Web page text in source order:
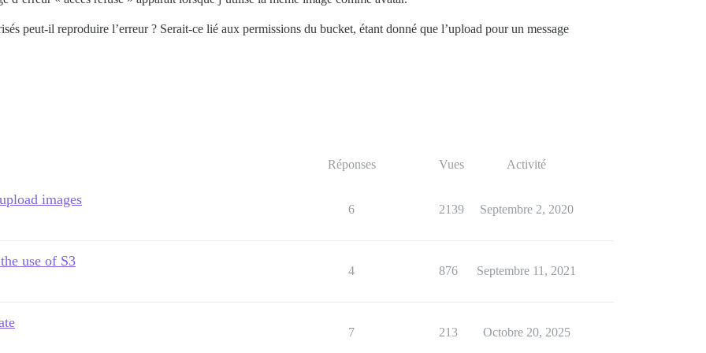
peut-il reproduire l’erreur ? Serait-ce lié aux permissions du bucket, étant donné que l’upload pour un message
Réponses Vues Activité
images
6 2139 Septembre 2, 2020
use of S3
4 876 Septembre 11, 2021
7 213 Octobre 20, 2025